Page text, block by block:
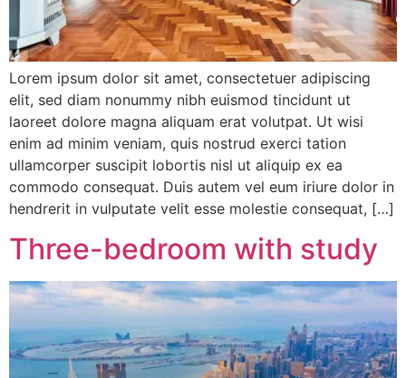
Lorem ipsum dolor sit amet, consectetuer adipiscing
elit, sed diam nonummy nibh euismod tincidunt ut
laoreet dolore magna aliquam erat volutpat. Ut wisi
enim ad minim veniam, quis nostrud exerci tation
ullamcorper suscipit lobortis nisl ut aliquip ex ea
commodo consequat. Duis autem vel eum iriure dolor in
hendrerit in vulputate velit esse molestie consequat, […]
Three-bedroom with study